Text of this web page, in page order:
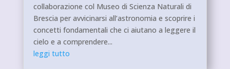
collaborazione col Museo di Scienza Naturali di
Brescia per avvicinarsi all’astronomia e scoprire i
concetti fondamentali che ci aiutano a leggere il
cielo e a comprendere...
leggi tutto